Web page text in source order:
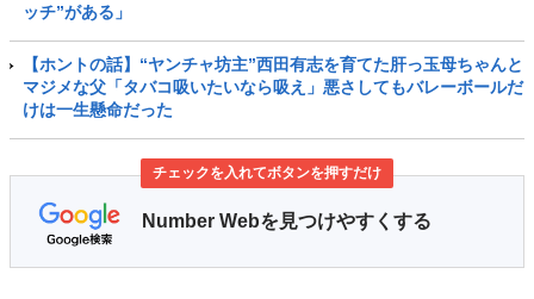
ッチ”がある」
【ホントの話】“ヤンチャ坊主”西田有志を育てた肝っ玉母ちゃんと
マジメな父「タバコ吸いたいなら吸え」悪さしてもバレーボールだ
けは一生懸命だった
チェックを入れてボタンを押すだけ
Number Webを見つけやすくする